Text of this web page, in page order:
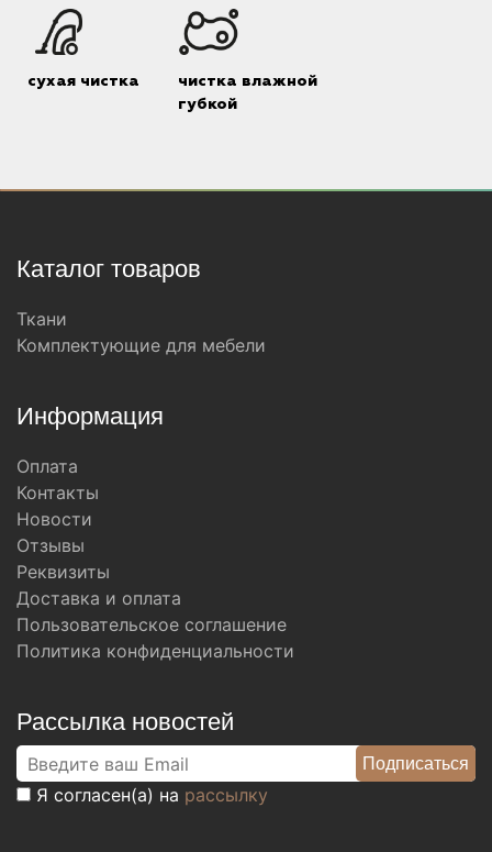
сухая чистка
чистка влажной
губкой
Каталог товаров
Ткани
Комплектующие для мебели
Информация
Оплата
Контакты
Новости
Отзывы
Реквизиты
Доставка и оплата
Пользовательское соглашение
Политика конфиденциальности
Рассылка новостей
Я согласен(а) на рассылку